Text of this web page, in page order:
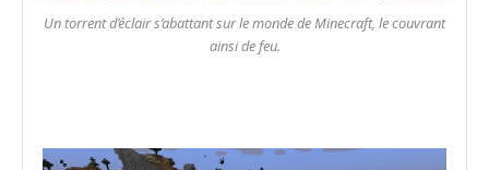
Un torrent d’éclair s’abattant sur le monde de Minecraft, le couvrant
ainsi de feu.